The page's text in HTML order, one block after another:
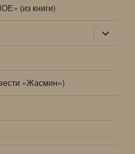
(из книги)
раскрыть
дочернее
меню
«Жасмин»)